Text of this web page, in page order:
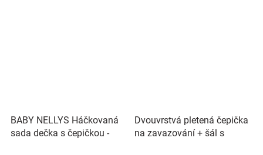
BABY NELLYS Háčkovaná
sada dečka s čepičkou -
Dvouvrstvá pletená čepička
na zavazování + šál s